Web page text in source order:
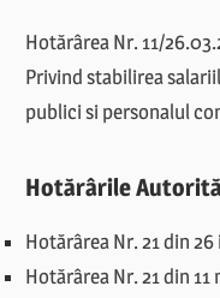
Hotărârea Nr. 11/
Privind stabilirea
publici si personalul
Hotărârile
Hotărârea Nr. 21 din
Hotărârea Nr. 21 din 11